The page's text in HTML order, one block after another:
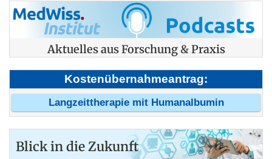
Aktuelles aus Forschung & Praxis
Kostenübernahmeantrag:
Langzeittherapie mit Humanalbumin
Blick in die Zukunft